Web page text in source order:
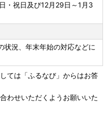
いたします。
、ご要望の寄附者様のみ同
きない期間がある場合は、
・祝日及び12月29日～1月3
状況、年末年始の対応などに
ては「ふるなび」からはお答
わせいただくようお願いいた